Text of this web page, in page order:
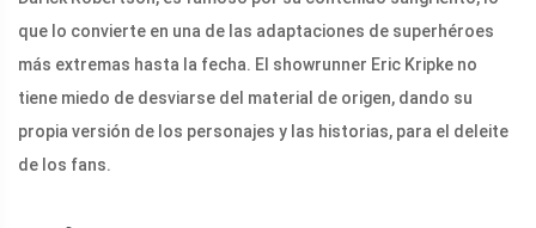
que lo convierte en una de las adaptaciones de superhéroes
más extremas hasta la fecha. El showrunner Eric Kripke no
tiene miedo de desviarse del material de origen, dando su
propia versión de los personajes y las historias, para el deleite
de los fans.